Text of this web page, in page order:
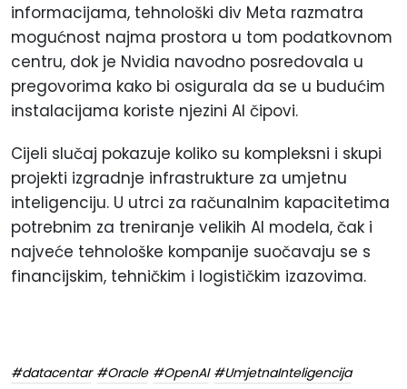
informacijama, tehnološki div Meta razmatra
mogućnost najma prostora u tom podatkovnom
centru, dok je Nvidia navodno posredovala u
pregovorima kako bi osigurala da se u budućim
instalacijama koriste njezini AI čipovi.
Cijeli slučaj pokazuje koliko su kompleksni i skupi
projekti izgradnje infrastrukture za umjetnu
inteligenciju. U utrci za računalnim kapacitetima
potrebnim za treniranje velikih AI modela, čak i
najveće tehnološke kompanije suočavaju se s
financijskim, tehničkim i logističkim izazovima.
#datacentar #Oracle #OpenAI #UmjetnaInteligencija